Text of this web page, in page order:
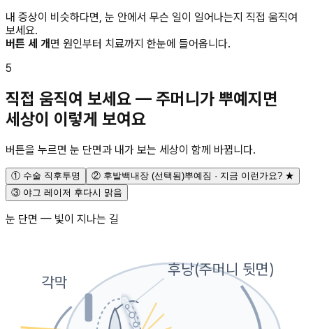
내 증상이 비슷하다면, 눈 안에서 무슨 일이 일어나는지 직접 움직여
보세요.
버튼 세 개 면 원인부터 치료까지 한눈에 들어옵니다.
5
직접 움직여 보세요 — 주머니가 뿌예지면
세상이 이렇게 보여요
버튼을 누르면 눈 단면과 내가 보는 세상이 함께 바뀝니다.
① 수술 직후투명 ② 후발백내장 (선택됨)뿌예짐 · 지금 이런가요? ★
③ 야그 레이저 후다시 맑음
눈 단면 — 빛이 지나는 길
각막
후낭(주머니 뒷면)